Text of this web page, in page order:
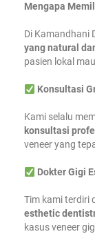
Mengapa
Di Kamandhani
yang natural
pasien lokal
Konsultasi
Kami selalu
konsultasi
veneer yang
Dokter Gigi
Tim kami terdiri
esthetic
kasus veneer